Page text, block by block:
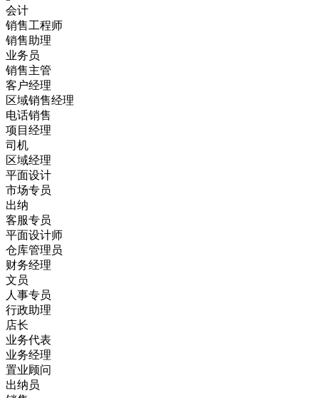
会计
销售工程师
销售助理
业务员
销售主管
客户经理
区域销售经理
电话销售
项目经理
司机
区域经理
平面设计
市场专员
出纳
客服专员
平面设计师
仓库管理员
财务经理
文员
人事专员
行政助理
店长
业务代表
业务经理
置业顾问
出纳员